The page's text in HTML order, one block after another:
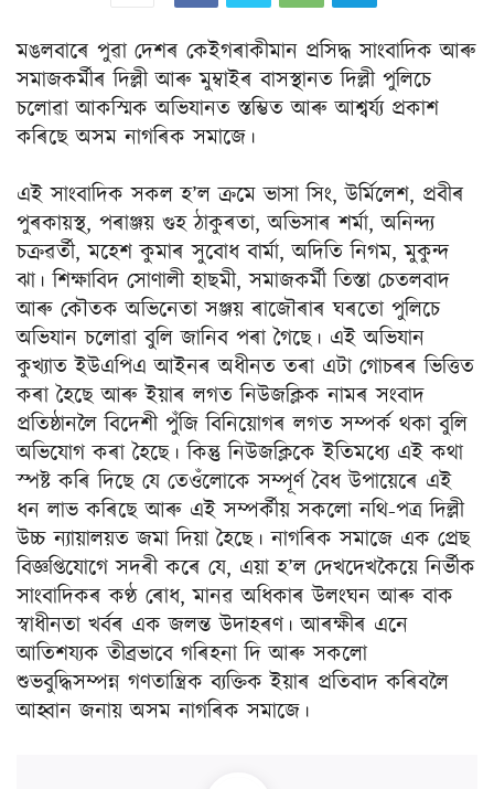
মঙলবাৰে পুৱা দেশৰ কেইগৰাকীমান প্ৰসিদ্ধ সাংবাদিক আৰু
সমাজকৰ্মীৰ দিল্লী আৰু মুম্বাইৰ বাসস্থানত দিল্লী পুলিচে
চলোৱা আকস্মিক অভিযানত স্তম্ভিত আৰু আশ্বৰ্য্য প্ৰকাশ
কৰিছে অসম নাগৰিক সমাজে।
এই সাংবাদিক সকল হ’ল ক্ৰমে ভাসা সিং, উৰ্মিলেশ, প্ৰবীৰ
পুৰকায়স্থ, পৰাঞ্জয় গুহ ঠাকুৰতা, অভিসাৰ শৰ্মা, অনিন্দ্য
চক্ৰৱৰ্তী, মহেশ কুমাৰ সুবোধ বাৰ্মা, অদিতি নিগম, মুকুন্দ
ঝা। শিক্ষাবিদ সোণালী হাছমী, সমাজকৰ্মী তিস্তা চেতলবাদ
আৰু কৌতক অভিনেতা সঞ্জয় ৰাজৌৰাৰ ঘৰতো পুলিচে
অভিযান চলোৱা বুলি জানিব পৰা গৈছে। এই অভিযান
কুখ্যাত ইউএপিএ আইনৰ অধীনত তৰা এটা গোচৰৰ ভিত্তিত
কৰা হৈছে আৰু ইয়াৰ লগত নিউজক্লিক নামৰ সংবাদ
প্ৰতিষ্ঠানলৈ বিদেশী পুঁজি বিনিয়োগৰ লগত সম্পৰ্ক থকা বুলি
অভিযোগ কৰা হৈছে। কিন্তু নিউজক্লিকে ইতিমধ্যে এই কথা
স্পষ্ট কৰি দিছে যে তেওঁলোকে সম্পূৰ্ণ বৈধ উপায়েৰে এই
ধন লাভ কৰিছে আৰু এই সম্পৰ্কীয় সকলো নথি-পত্ৰ দিল্লী
উচ্চ ন্যায়ালয়ত জমা দিয়া হৈছে। নাগৰিক সমাজে এক প্ৰেছ
বিজ্ঞপ্তিযোগে সদৰী কৰে যে, এয়া হ’ল দেখদেখকৈয়ে নিৰ্ভীক
সাংবাদিকৰ কণ্ঠ ৰোধ, মানৱ অধিকাৰ উলংঘন আৰু বাক
স্বাধীনতা খৰ্বৰ এক জলন্ত উদাহৰণ। আৰক্ষীৰ এনে
আতিশয্যক তীব্ৰভাবে গৰিহনা দি আৰু সকলো
শুভবুদ্ধিসম্পন্ন গণতান্ত্ৰিক ব্যক্তিক ইয়াৰ প্ৰতিবাদ কৰিবলৈ
আহ্বান জনায় অসম নাগৰিক সমাজে।